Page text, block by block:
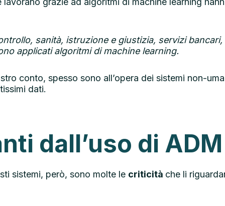
sanità, istruzione e giustizia, servizi
applicati algoritmi di machine learning.
conto, spesso sono all’opera dei sistemi non-
dati.
dall’uso di ADM
sistemi, però, sono molte le criticità che li